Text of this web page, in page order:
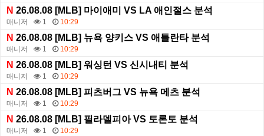
N 26.08.08 [MLB] 마이애미 VS LA 애인절스 분석
매니저 1 10:29
N 26.08.08 [MLB] 뉴욕 양키스 VS 애틀란타 분석
매니저 1 10:29
N 26.08.08 [MLB] 워싱턴 VS 신시내티 분석
매니저 1 10:29
N 26.08.08 [MLB] 피츠버그 VS 뉴욕 메츠 분석
매니저 1 10:29
N 26.08.08 [MLB] 필라델피아 VS 토론토 분석
매니저 1 10:29